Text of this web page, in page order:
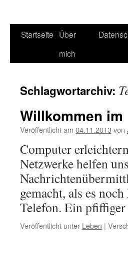
Startseite Über
mich
Schlagwortarchiv:
Willkommen im
Veröffentlicht am 04.11.2013 von
Computer
Netzwerke helfen
gemacht, als es
Telefon. Ein
Veröffentlicht unter Leben |